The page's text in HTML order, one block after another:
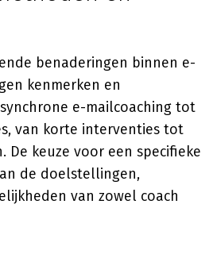
benaderingen binnen e-
kenmerken en
e-mailcoaching tot
van korte interventies tot
De keuze voor een specifieke
de doelstellingen,
van zowel coach